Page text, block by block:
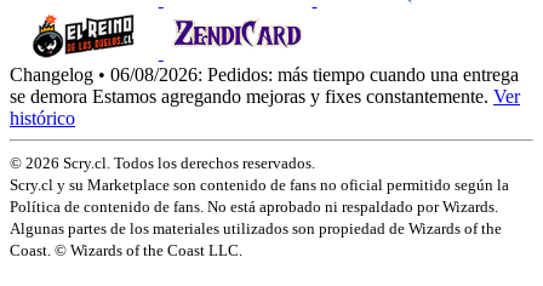
Changelog • 06/08/2026: Pedidos: más tiempo cuando una entrega
se demora Estamos agregando mejoras y fixes constantemente. Ver
histórico
© 2026 Scry.cl. Todos los derechos reservados.
Scry.cl y su Marketplace son contenido de fans no oficial permitido según la
Política de contenido de fans. No está aprobado ni respaldado por Wizards.
Algunas partes de los materiales utilizados son propiedad de Wizards of the
Coast. © Wizards of the Coast LLC.